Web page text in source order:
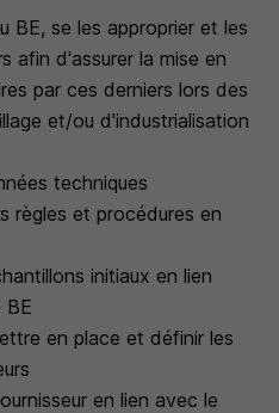
BE, se les approprier et les
afin d'assurer la mise en
par ces derniers lors des
et/ou d'industrialisation
techniques
règles et procédures en
initiaux en lien
BE
en place et définir les
en lien avec le